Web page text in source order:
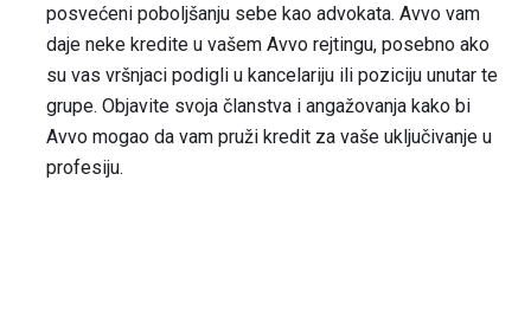
posvećeni poboljšanju sebe kao advokata. Avvo vam
daje neke kredite u vašem Avvo rejtingu, posebno ako
su vas vršnjaci podigli u kancelariju ili poziciju unutar te
grupe. Objavite svoja članstva i angažovanja kako bi
Avvo mogao da vam pruži kredit za vaše uključivanje u
profesiju.